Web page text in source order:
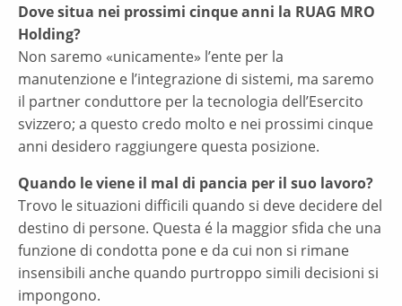
Dove situa nei prossimi cinque anni la RUAG MRO
Holding?
Non saremo «unicamente» l’ente per la
manutenzione e l’integrazione di sistemi, ma saremo
il partner conduttore per la tecnologia dell’Esercito
svizzero; a questo credo molto e nei prossimi cinque
anni desidero raggiungere questa posizione.
Quando le viene il mal di pancia per il suo lavoro?
Trovo le situazioni difficili quando si deve decidere del
destino di persone. Questa é la maggior sfida che una
funzione di condotta pone e da cui non si rimane
insensibili anche quando purtroppo simili decisioni si
impongono.